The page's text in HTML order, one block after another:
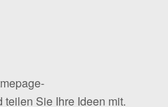
Sie Ihre Ideen mit.